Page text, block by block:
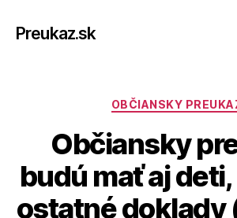
Preukaz.sk
OBČIANSKY
Občiansky
budú mať aj
ostatné doklady